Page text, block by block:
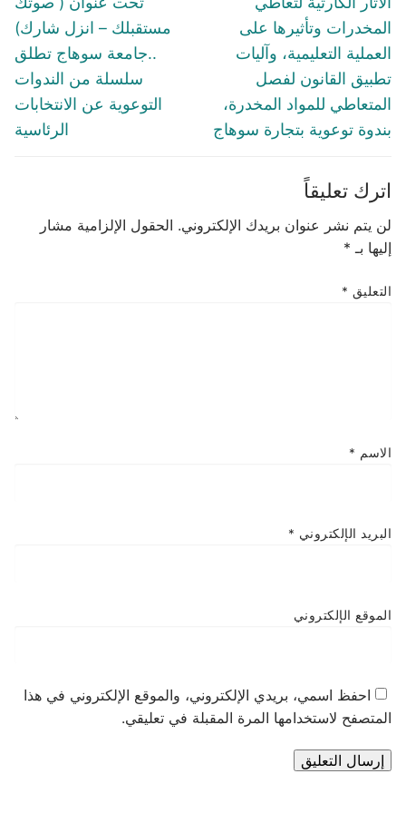
post:
مستقبلك – انزل شارك)
..جامعة سوهاج تطلق
سلسلة من الندوات
التوعوية عن الانتخابات
الرئاسية
post:
المخدرات وتأثيرها على
العملية التعليمية، وآليات
تطبيق القانون لفصل
المتعاطي للمواد المخدرة،
بندوة توعوية بتجارة سوهاج
اترك تعليقاً
لن يتم نشر عنوان بريدك الإلكتروني. الحقول الإلزامية مشار
إليها بـ *
التعليق *
الاسم *
البريد الإلكتروني *
الموقع الإلكتروني
احفظ اسمي، بريدي الإلكتروني، والموقع الإلكتروني في هذا
المتصفح لاستخدامها المرة المقبلة في تعليقي.